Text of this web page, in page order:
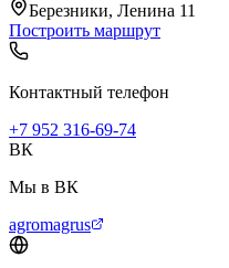
Березники, Ленина 11
Построить маршрут
Контактный телефон
+7 952 316-69-74
ВК
Мы в ВК
agromagrus